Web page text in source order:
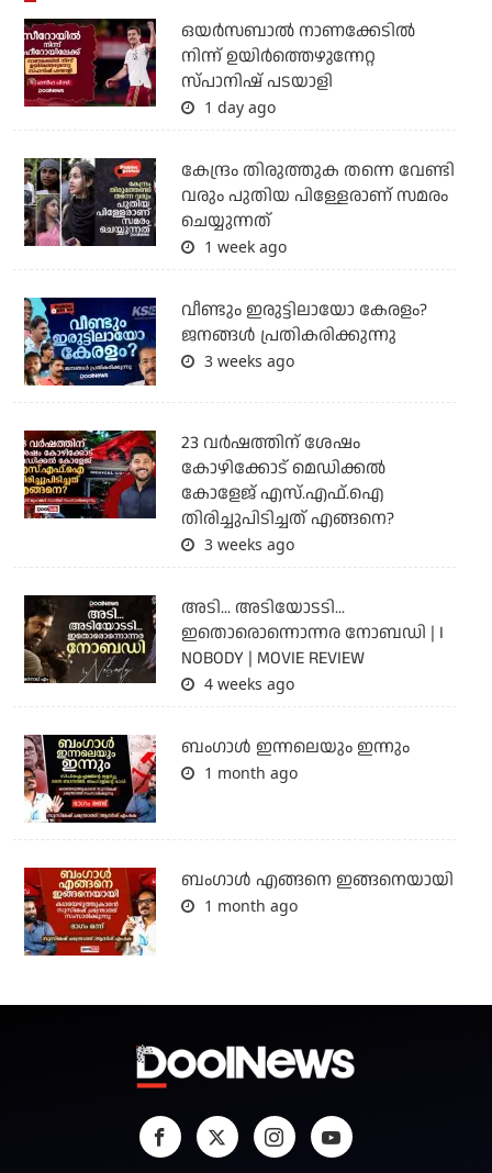
ഒയര്‍സബാൽ നാണക്കേടിൽ
നിന്ന് ഉയിർത്തെഴുന്നേറ്റ
സ്പാനിഷ് പടയാളി
1 day ago
കേന്ദ്രം തിരുത്തുക തന്നെ വേണ്ടി
വരും പുതിയ പിള്ളേരാണ് സമരം
ചെയ്യുന്നത്
1 week ago
വീണ്ടും ഇരുട്ടിലായോ കേരളം?
ജനങ്ങൾ പ്രതികരിക്കുന്നു
3 weeks ago
23 വർഷത്തിന് ശേഷം
കോഴിക്കോട് മെഡിക്കൽ
കോളേജ് എസ്.എഫ്.ഐ
തിരിച്ചുപിടിച്ചത് എങ്ങനെ?
3 weeks ago
അടി... അടിയോടടി...
ഇതൊരൊന്നൊന്നര നോബഡി | I
NOBODY | MOVIE REVIEW
4 weeks ago
ബംഗാള്‍ ഇന്നലെയും ഇന്നും
1 month ago
ബം​ഗാൾ എങ്ങനെ ഇങ്ങനെയായി
1 month ago